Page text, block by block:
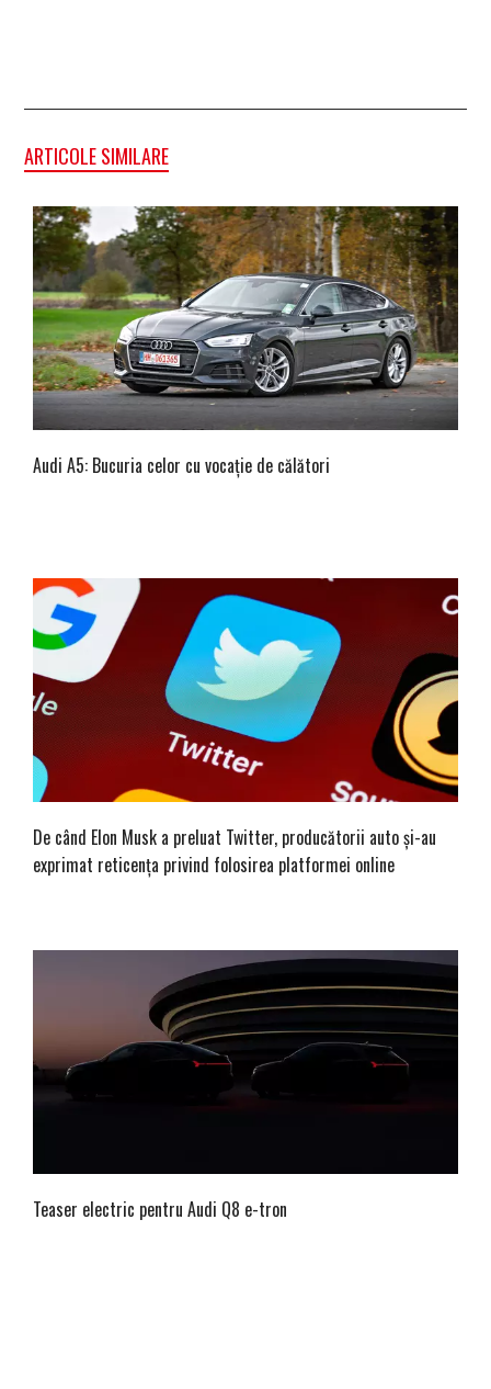
ARTICOLE SIMILARE
Audi A5: Bucuria celor cu vocație de călători
De când Elon Musk a preluat Twitter, producătorii auto și-au
exprimat reticența privind folosirea platformei online
Teaser electric pentru Audi Q8 e-tron